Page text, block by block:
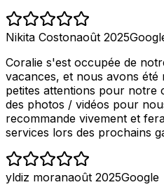
Nikita Costonaoût 2025
Coralie s'est occupée de
vacances, et nous avons été
petites attentions pour notre
des photos / vidéos pour
recommande vivement et
services lors des prochains
yldiz moranaoût 2025Google